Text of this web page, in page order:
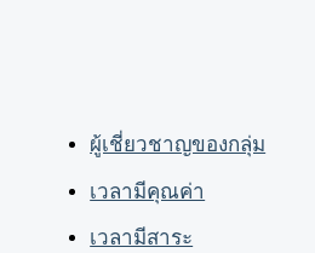
ผู้เชี่ยวชาญของกลุ่ม
เวลามีคุณค่า
เวลามีสาระ